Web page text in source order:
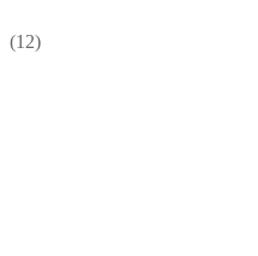
(12)